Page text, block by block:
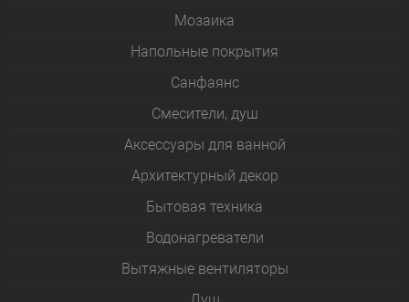
Мозаика
Напольные покрытия
Санфаянс
Смесители, душ
Аксессуары для ванной
Архитектурный декор
Бытовая техника
Водонагреватели
Вытяжные вентиляторы